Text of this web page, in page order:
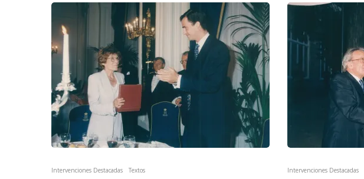
Intervenciones Destacadas Textos Intervenciones Destacadas